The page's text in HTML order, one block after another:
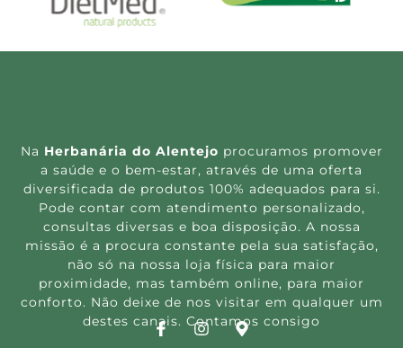
Na Herbanária do Alentejo procuramos promover
a saúde e o bem-estar, através de uma oferta
diversificada de produtos 100% adequados para si.
Pode contar com atendimento personalizado,
consultas diversas e boa disposição. A nossa
missão é a procura constante pela sua satisfação,
não só na nossa loja física para maior
proximidade, mas também online, para maior
conforto. Não deixe de nos visitar em qualquer um
destes canais. Contamos consigo